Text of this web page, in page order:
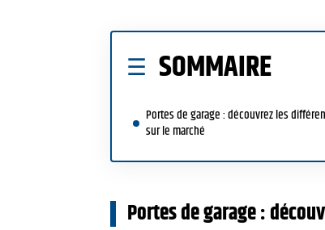
SOMMAIRE
Portes de garage : découvrez les
sur le marché
Portes de garage :